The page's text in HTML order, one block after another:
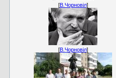
[В.Чорновіл]
[В.Чорновіл]